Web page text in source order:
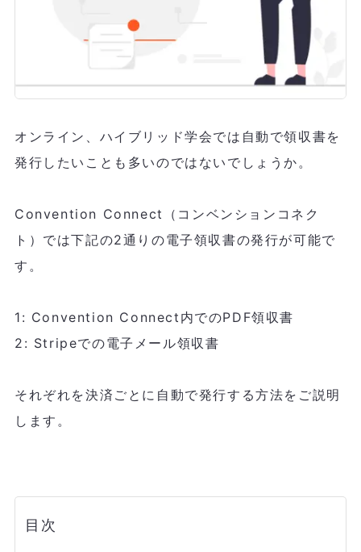
オンライン、ハイブリッド学会では自動で領収書を
発行したいことも多いのではないでしょうか。
Convention Connect（コンベンションコネク
ト）では下記の2通りの電子領収書の発行が可能で
す。
1: Convention Connect内でのPDF領収書
2: Stripeでの電子メール領収書
それぞれを決済ごとに自動で発行する方法をご説明
します。
目次